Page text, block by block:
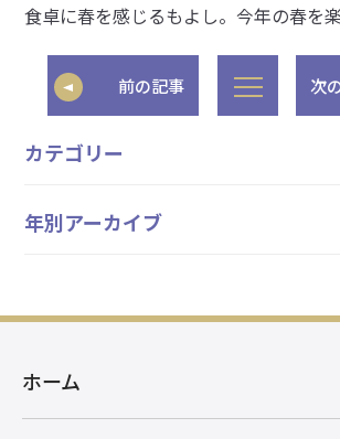
食卓に春を感じるもよし。今年の春を
前の記事 次
カテゴリー
年別アーカイブ
ホーム